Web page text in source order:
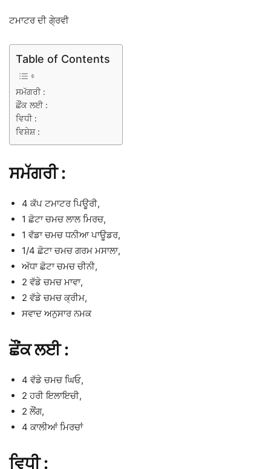
ਟਮਾਟਰ ਦੀ ਗੇ੍ਰਵੀ
Table of Contents
ਸਮੱਗਰੀ :
ਛੌਂਕ ਲਈ :
ਵਿਧੀ :
ਵਿਸ਼ੇਸ਼ :
ਸਮੱਗਰੀ :
4 ਕੱਪ ਟਮਾਟਰ ਪਿਊਰੀ,
1 ਛੋਟਾ ਚਮਚ ਲਾਲ ਮਿਰਚ,
1 ਵੱਡਾ ਚਮਚ ਧਨੀਆ ਪਾਊਡਰ,
1/4 ਛੋਟਾ ਚਮਚ ਗਰਮ ਮਸਾਲਾ,
ਅੱਧਾ ਛੋਟਾ ਚਮਚ ਚੀਨੀ,
2 ਵੱਡੇ ਚਮਚ ਮਾਵਾ,
2 ਵੱਡੇ ਚਮਚ ਕ੍ਰੀਮ,
ਸਵਾਦ ਅਨੁਸਾਰ ਨਮਕ
ਛੌਂਕ ਲਈ :
4 ਵੱਡੇ ਚਮਚ ਘਿਓ,
2 ਹਰੀ ਇਲਾਇਚੀ,
2 ਲੌਂਗ,
4 ਕਾਲੀਆਂ ਮਿਰਚਾਂ
ਵਿਧੀ :